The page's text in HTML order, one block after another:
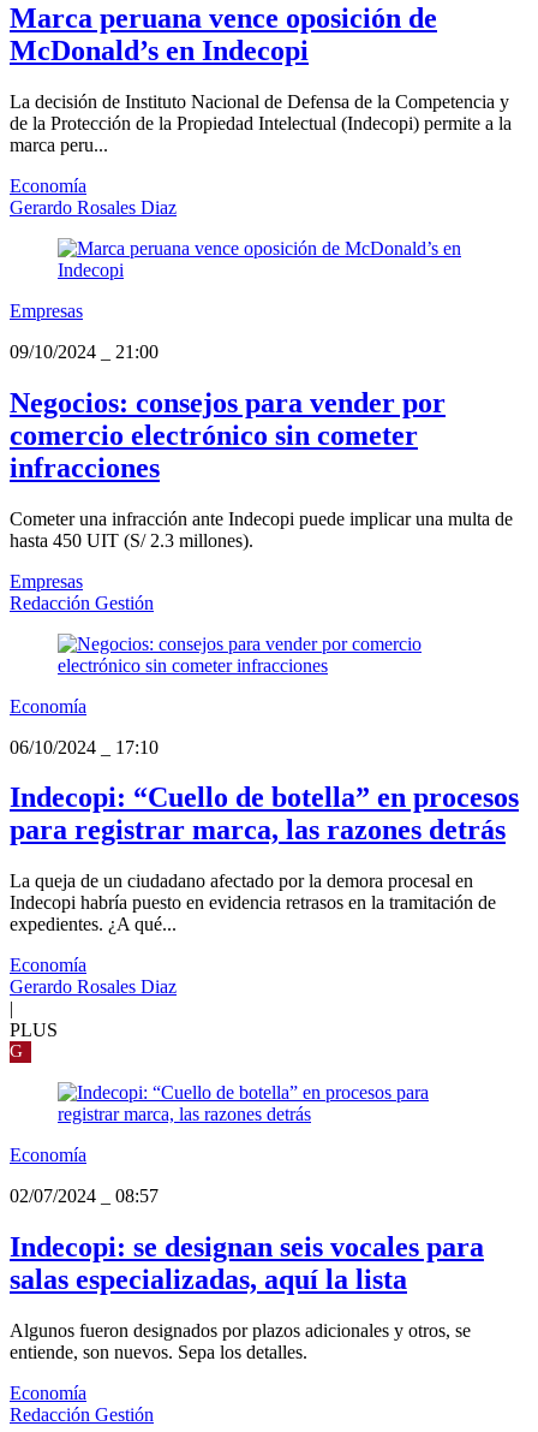
Marca peruana vence oposición de
McDonald’s en Indecopi
La decisión de Instituto Nacional de Defensa de la Competencia y
de la Protección de la Propiedad Intelectual (Indecopi) permite a la
marca peru...
Economía
Gerardo Rosales Diaz
Empresas
09/10/2024
21:00
Negocios: consejos para vender por
comercio electrónico sin cometer
infracciones
Cometer una infracción ante Indecopi puede implicar una multa de
hasta 450 UIT (S/ 2.3 millones).
Empresas
Redacción Gestión
Economía
06/10/2024
17:10
Indecopi: “Cuello de botella” en procesos
para registrar marca, las razones detrás
La queja de un ciudadano afectado por la demora procesal en
Indecopi habría puesto en evidencia retrasos en la tramitación de
expedientes. ¿A qué...
Economía
Gerardo Rosales Diaz
|
PLUS
G
Economía
02/07/2024
08:57
Indecopi: se designan seis vocales para
salas especializadas, aquí la lista
Algunos fueron designados por plazos adicionales y otros, se
entiende, son nuevos. Sepa los detalles.
Economía
Redacción Gestión